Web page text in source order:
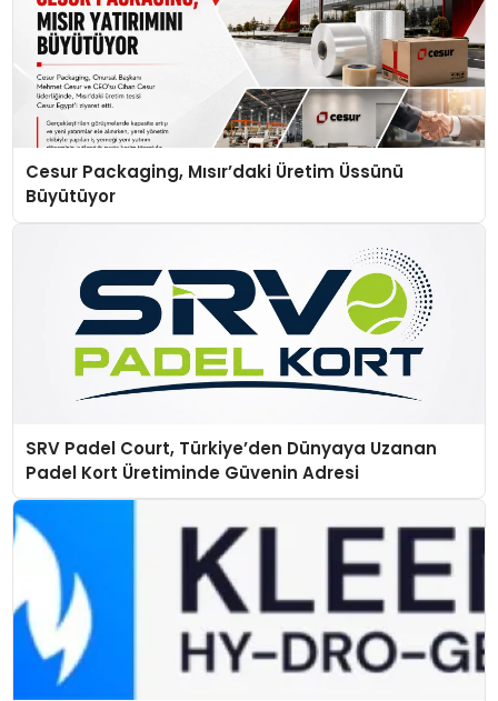
Cesur Packaging, Mısır’daki Üretim Üssünü
Büyütüyor
SRV Padel Court, Türkiye’den Dünyaya Uzanan
Padel Kort Üretiminde Güvenin Adresi